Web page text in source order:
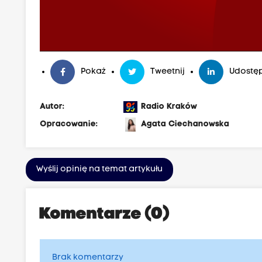
Pokaż Tweetnij
Autor:
Radio Kraków
Opracowanie:
Agata Ciechanowska
Wyślij opinię na temat artykułu
Komentarze (0)
Brak komentarzy